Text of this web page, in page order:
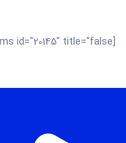
[wpforms id="20145" title="false"]